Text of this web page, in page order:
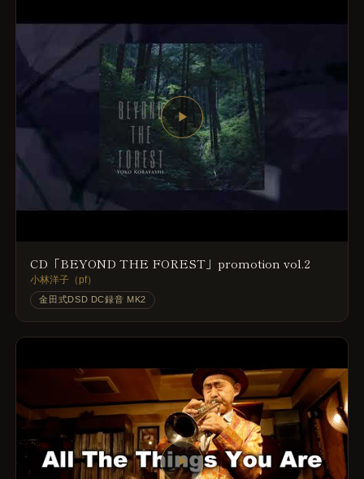
▶
CD「BEYOND THE FOREST」promotion vol.2
小林洋子（pf）
金田式DSD DC録音 MK2
▶